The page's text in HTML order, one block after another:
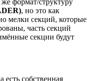
, но это как
мелки секций, которые
часть секций
секции будут
собственная